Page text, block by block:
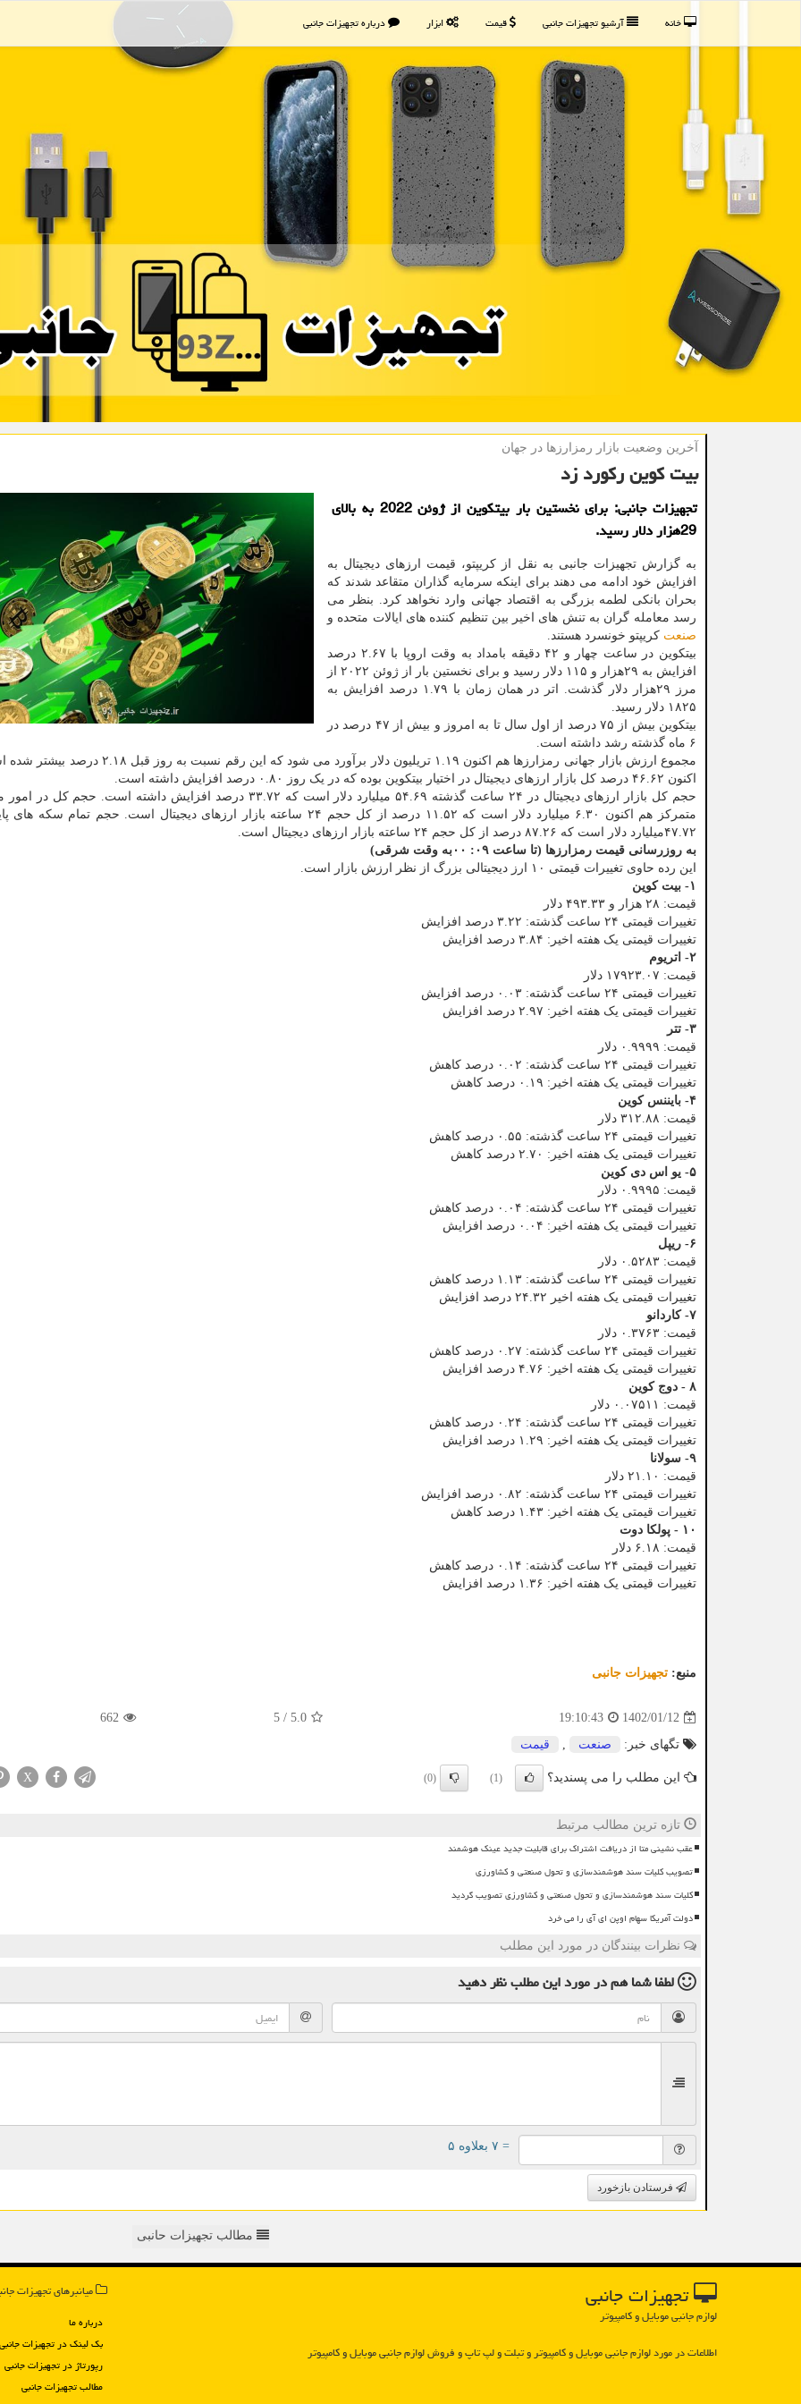
خانه آرشیو تجهیزات جانبی قیمت ابزار درباره تجهیزات جانبی
آخرین وضعیت بازار رمزارزها در جهان
بیت کوین رکورد زد
تجهیزات جانبی: برای نخستین بار بیتکوین از ژوئن 2022 به بالای
29هزار دلار رسید.
به گزارش تجهیزات جانبی به نقل از کریپتو، قیمت ارزهای دیجیتال به
افزایش خود ادامه می دهند برای اینکه سرمایه گذاران متقاعد شدند که
بحران بانکی لطمه بزرگی به اقتصاد جهانی وارد نخواهد کرد. بنظر می
رسد معامله گران به تنش های اخیر بین تنظیم کننده های ایالات متحده و
صنعت کریپتو خونسرد هستند.
بیتکوین در ساعت چهار و ۴۲ دقیقه بامداد به وقت اروپا با ۲.۶۷ درصد
افزایش به ۲۹هزار و ۱۱۵ دلار رسید و برای نخستین بار از ژوئن ۲۰۲۲ از
مرز ۲۹هزار دلار گذشت. اتر در همان زمان با ۱.۷۹ درصد افزایش به
۱۸۲۵ دلار رسید.
بیتکوین بیش از ۷۵ درصد از اول سال تا به امروز و بیش از ۴۷ درصد در
۶ ماه گذشته رشد داشته است.
مجموع ارزش بازار جهانی رمزارزها هم اکنون ۱.۱۹ تریلیون دلار برآورد می شود که این رقم
اکنون ۴۶.۶۲ درصد کل بازار ارزهای دیجیتال در اختیار بیتکوین بوده که در یک روز ۰.۸۰ درصد افزایش داشته است.
حجم کل بازار ارزهای دیجیتال در ۲۴ ساعت گذشته ۵۴.۶۹ میلیارد دلار است که ۳۳.۷۲ درصد افزایش داشته است. حجم
متمرکز هم اکنون ۶.۳۰ میلیارد دلار است که ۱۱.۵۲ درصد از کل حجم ۲۴ ساعته بازار ارزهای دیجیتال است. حجم تمام
۴۷.۷۲میلیارد دلار است که ۸۷.۲۶ درصد از کل حجم ۲۴ ساعته بازار ارزهای دیجیتال است.
به روزرسانی قیمت رمزارزها (تا ساعت ۰۹: ۰۰به وقت شرقی)
این رده حاوی تغییرات قیمتی ۱۰ ارز دیجیتالی بزرگ از نظر ارزش بازار است.
۱- بیت کوین
قیمت: ۲۸ هزار و ۴۹۳.۳۳ دلار
تغییرات قیمتی ۲۴ ساعت گذشته: ۳.۲۲ درصد افزایش
تغییرات قیمتی یک هفته اخیر: ۳.۸۴ درصد افزایش
۲- اتریوم
قیمت: ۱۷۹۲۳.۰۷ دلار
تغییرات قیمتی ۲۴ ساعت گذشته: ۰.۰۳ درصد افزایش
تغییرات قیمتی یک هفته اخیر: ۲.۹۷ درصد افزایش
۳- تتر
قیمت: ۰.۹۹۹۹ دلار
تغییرات قیمتی ۲۴ ساعت گذشته: ۰.۰۲ درصد کاهش
تغییرات قیمتی یک هفته اخیر: ۰.۱۹ درصد کاهش
۴- بایننس کوین
قیمت: ۳۱۲.۸۸ دلار
تغییرات قیمتی ۲۴ ساعت گذشته: ۰.۵۵ درصد کاهش
تغییرات قیمتی یک هفته اخیر: ۲.۷۰ درصد کاهش
۵- یو اس دی کوین
قیمت: ۰.۹۹۹۵ دلار
تغییرات قیمتی ۲۴ ساعت گذشته: ۰.۰۴ درصد کاهش
تغییرات قیمتی یک هفته اخیر: ۰.۰۴ درصد افزایش
۶- ریپل
قیمت: ۰.۵۲۸۳ دلار
تغییرات قیمتی ۲۴ ساعت گذشته: ۱.۱۳ درصد کاهش
تغییرات قیمتی یک هفته اخیر ۲۴.۳۲ درصد افزایش
۷- کاردانو
قیمت: ۰.۳۷۶۳ دلار
تغییرات قیمتی ۲۴ ساعت گذشته: ۰.۲۷ درصد کاهش
تغییرات قیمتی یک هفته اخیر: ۴.۷۶ درصد افزایش
۸ - دوج کوین
قیمت: ۰.۰۷۵۱۱ دلار
تغییرات قیمتی ۲۴ ساعت گذشته: ۰.۲۴ درصد کاهش
تغییرات قیمتی یک هفته اخیر: ۱.۲۹ درصد افزایش
۹- سولانا
قیمت: ۲۱.۱۰ دلار
تغییرات قیمتی ۲۴ ساعت گذشته: ۰.۸۲ درصد افزایش
تغییرات قیمتی یک هفته اخیر: ۱.۴۳ درصد کاهش
۱۰ - پولکا دوت
قیمت: ۶.۱۸ دلار
تغییرات قیمتی ۲۴ ساعت گذشته: ۰.۱۴ درصد کاهش
تغییرات قیمتی یک هفته اخیر: ۱.۳۶ درصد افزایش
منبع: تجهیزات جانبی
1402/01/12
19:10:43
5.0
/
5
662
تگهای خبر: صنعت , قیمت
این مطلب را می پسندید؟ (1)
(0)
X
تازه ترین مطالب مرتبط
عقب نشینی متا از دریافت اشتراک برای قابلیت جدید عینک هوشمند
تصویب کلیات سند هوشمندسازی و تحول صنعتی و کشاورزی
کلیات سند هوشمندسازی و تحول صنعتی و کشاورزی تصویب گردید
دولت آمریکا سهام اوپن ای آی را می خرد
نظرات بینندگان در مورد این مطلب
لطفا شما همدر مورد این مطلبنظر دهید
= ۷ بعلاوه ۵
فرستادن بازخورد
مطالب تجهیزات حانبی
تجهیزات جانبی
لوازم جانبی موبایل و کامپیوتر
اطلاعات در مورد لوازم جانبی موبایل و كامپیوتر و تبلت و لپ تاپ و فروش لوازم جانبی موبایل و كامپیوتر
میانبرهای تجهیزات
درباره ما
بک لینک در تجهیزات جانبی
رپورتاژ در تجهیزات جانبی
مطالب تجهیزات جانبی